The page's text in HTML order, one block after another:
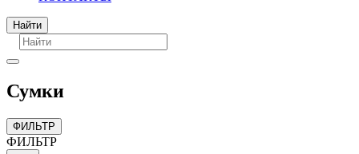
Поиск
Найти
Сумки
ФИЛЬТР
ФИЛЬТР